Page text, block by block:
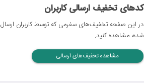
کدهای تخفیف ارسالی کاربران
در این صفحه تخفیف‌های سفرمی که توسط کاربران ارسال
شده، مشاهده کنید.
مشاهده تخفیف‌های ارسالی